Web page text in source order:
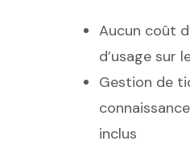
Aucun coût
d’usage sur
Gestion de
inclus